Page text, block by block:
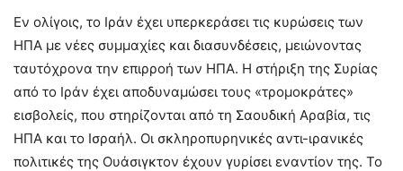
Εν ολίγοις, το Ιράν έχει υπερκεράσει τις κυρώσεις των
ΗΠΑ με νέες συμμαχίες και διασυνδέσεις, μειώνοντας
ταυτόχρονα την επιρροή των ΗΠΑ. Η στήριξη της Συρίας
από το Ιράν έχει αποδυναμώσει τους «τρομοκράτες»
εισβολείς, που στηρίζονται από τη Σαουδική Αραβία, τις
ΗΠΑ και το Ισραήλ. Οι σκληροπυρηνικές αντι-ιρανικές
πολιτικές της Ουάσιγκτον έχουν γυρίσει εναντίον της. Το